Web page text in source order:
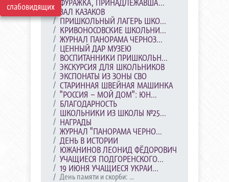
слабовидящих ФУРАЖКА, ПРИНАДЛЕЖАВША...
ЗАЛ КАЗАКОВ
ПРИШКОЛЬНЫЙ ЛАГЕРЬ ШКО...
КРИВОНОСОВСКИЕ ШКОЛЬНИ...
ЖУРНАЛ ПАНОРАМА ЧЕРНОЗ...
ЦЕННЫЙ ДАР МУЗЕЮ
ВОСПИТАННИКИ ПРИШКОЛЬН...
ЭКСКУРСИЯ ДЛЯ ШКОЛЬНИКОВ
ЭКСПОНАТЫ ИЗ ЗОНЫ СВО
СТАРИННАЯ ШВЕЙНАЯ МАШИНКА
"РОССИЯ – МОЙ ДОМ": ЮН...
БЛАГОДАРНОСТЬ
ШКОЛЬНИКИ ИЗ ШКОЛЫ №25...
НАГРАДЫ
ЖУРНАЛ "ПАНОРАМА ЧЕРНО...
ДЕНЬ В ИСТОРИИ
ЮЖАНИНОВ ЛЕОНИД ФЁДОРОВИЧ
УЧАЩИЕСЯ ПОДГОРЕНСКОГО...
19 ИЮНЯ УЧАЩИЕСЯ УКРАИ...
День памяти и скорби: ...